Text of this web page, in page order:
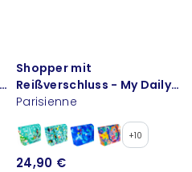
Shopper mit
Reißverschluss - My Daily
Bag
Parisienne
+10
24,90 €